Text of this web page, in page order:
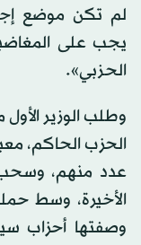
لم تكن موضع
يجب على
الحزبي».
وطلب الوزير
الحزب الحاكم،
عدد منهم، وسحب
الأخيرة، وسط
وصفتها أحزاب